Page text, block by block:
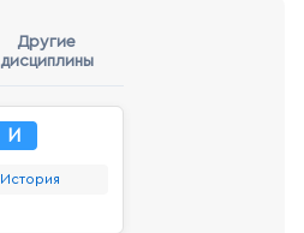
Другие
дисциплины
И
История